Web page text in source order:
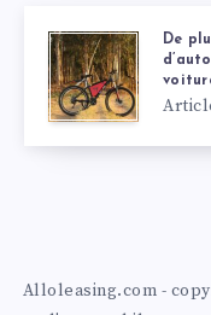
De
Alloleasing.com -